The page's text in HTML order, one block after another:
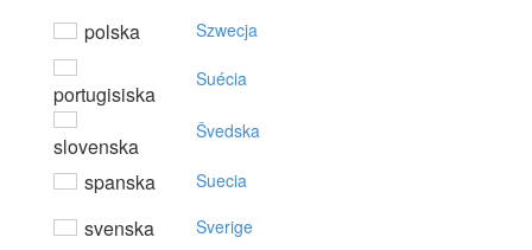
polska Szwecja
portugisiska
Suécia
slovenska
Švedska
spanska Suecia
svenska Sverige